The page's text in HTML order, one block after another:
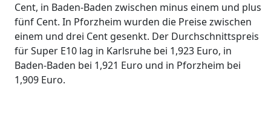
Cent, in Baden-Baden zwischen minus einem und plus
fünf Cent. In Pforzheim wurden die Preise zwischen
einem und drei Cent gesenkt. Der Durchschnittspreis
für Super E10 lag in Karlsruhe bei 1,923 Euro, in
Baden-Baden bei 1,921 Euro und in Pforzheim bei
1,909 Euro.